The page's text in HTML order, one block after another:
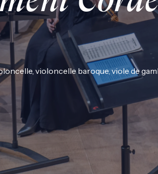
violoncelle baroque, viole de